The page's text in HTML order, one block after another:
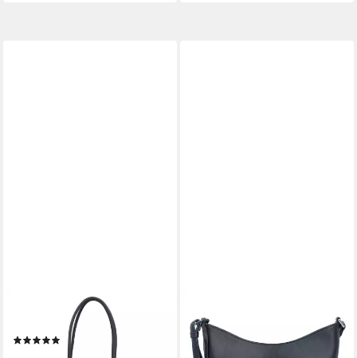
Schultertasche Pure, Leder
(1)
UVP 239,00 €
Umhängetasche Really, Leder
148,99 € UVP159,00 €